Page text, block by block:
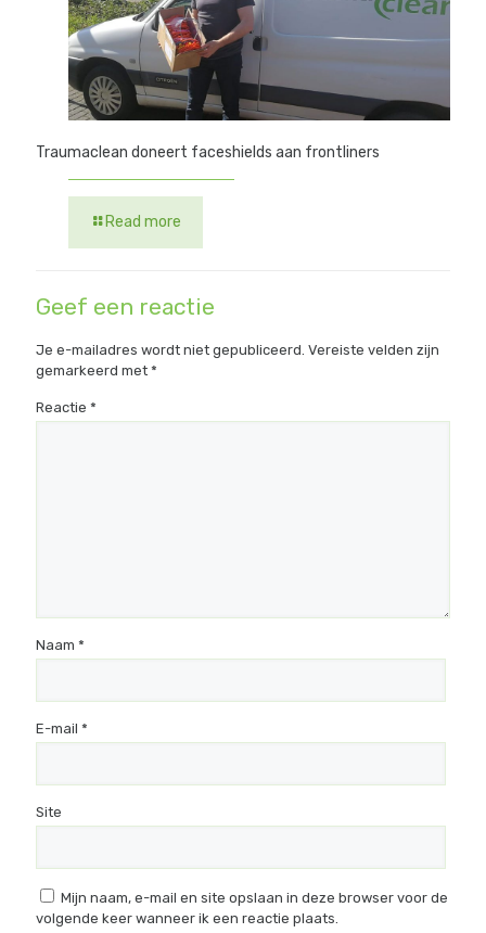
Traumaclean doneert faceshields aan frontliners
Read more
Geef een reactie
Je e-mailadres wordt niet gepubliceerd. Vereiste velden zijn
gemarkeerd met *
Reactie *
Naam *
E-mail *
Site
Mijn naam, e-mail en site opslaan in deze browser voor de
volgende keer wanneer ik een reactie plaats.